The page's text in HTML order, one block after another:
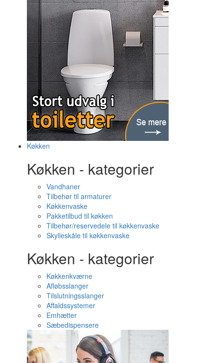
Køkken
Køkken - kategorier
Vandhaner
Tilbehør til armaturer
Køkkenvaske
Pakketilbud til køkken
Tilbehør/reservedele til køkkenvaske
Skylleskåle til køkkenvaske
Køkken - kategorier
Køkkenkværne
Afløbsslanger
Tilslutningsslanger
Affaldssystemer
Emhætter
Sæbedispensere